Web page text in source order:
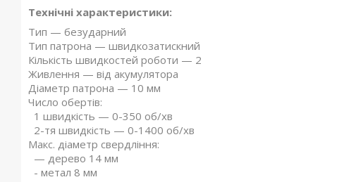
Технічні характеристики:
Тип — безударний
Тип патрона — швидкозатискний
Кількість швидкостей роботи — 2
Живлення — від акумулятора
Діаметр патрона — 10 мм
Число обертів:
1 швидкість — 0-350 об/хв
2-тя швидкість — 0-1400 об/хв
Макс. діаметр свердління:
— дерево 14 мм
- метал 8 мм